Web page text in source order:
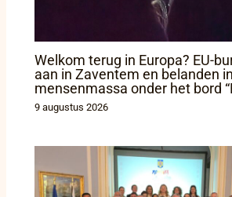
Welkom terug in Europa? EU-
aan in Zaventem en belanden
mensenmassa onder het bord
9 augustus 2026